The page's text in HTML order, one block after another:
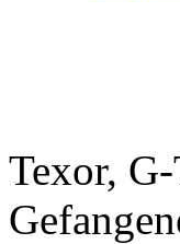
Texor,